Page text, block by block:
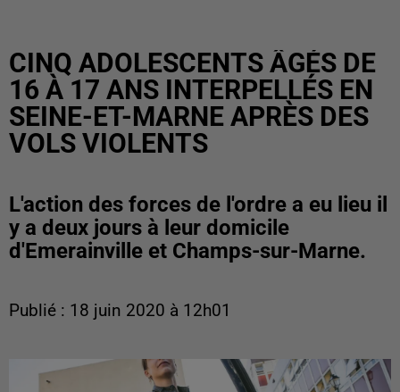
CINQ ADOLESCENTS ÂGÉS DE
16 À 17 ANS INTERPELLÉS EN
SEINE-ET-MARNE APRÈS DES
VOLS VIOLENTS
L'action des forces de l'ordre a eu lieu il
y a deux jours à leur domicile
d'Emerainville et Champs-sur-Marne.
Publié : 18 juin 2020 à 12h01